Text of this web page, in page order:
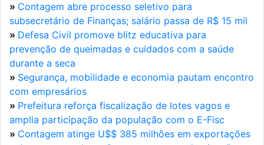
» Contagem abre processo seletivo para
subsecretário de Finanças; salário passa de R$ 15 mil
» Defesa Civil promove blitz educativa para
prevenção de queimadas e cuidados com a saúde
durante a seca
» Segurança, mobilidade e economia pautam encontro
com empresários
» Prefeitura reforça fiscalização de lotes vagos e
amplia participação da população com o E-Fisc
» Contagem atinge U$$ 385 milhões em exportações